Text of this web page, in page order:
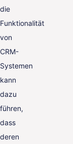
die
Funktionalität
von
CRM-
Systemen
kann
dazu
führen,
dass
deren